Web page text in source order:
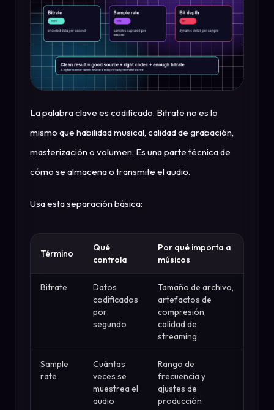
La palabra clave es codificado. Bitrate no es lo
mismo que habilidad musical, calidad de grabación,
masterización o volumen. Es una parte técnica de
cómo se almacena o transmite el audio.
Usa esta separación básica:
Término
Qué
controla
Por qué importa a
músicos
Bitrate
Datos
codificados
por
segundo
Tamaño de archivo,
artefactos de
compresión,
calidad de
streaming
Sample
rate
Cuántas
veces se
muestrea el
audio
Rango de
frecuencia y
ajustes de
producción